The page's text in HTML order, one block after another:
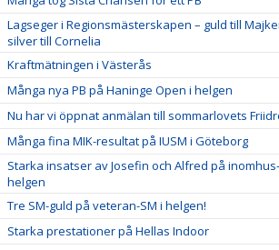
Lagseger i Regionsmästerskapen – guld till
silver till Cornelia
Kraftmätningen i Västerås
Många nya PB på Haninge Open i helgen
Nu har vi öppnat anmälan till sommarlovets
Många fina MIK-resultat på IUSM i Göteborg
Starka insatser av Josefin och Alfred på
helgen
Tre SM-guld på veteran-SM i helgen!
Starka prestationer på Hellas Indoor